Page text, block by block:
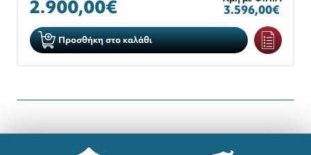
2.900,00€ 3.596,00€
Προσθήκη στο καλάθι